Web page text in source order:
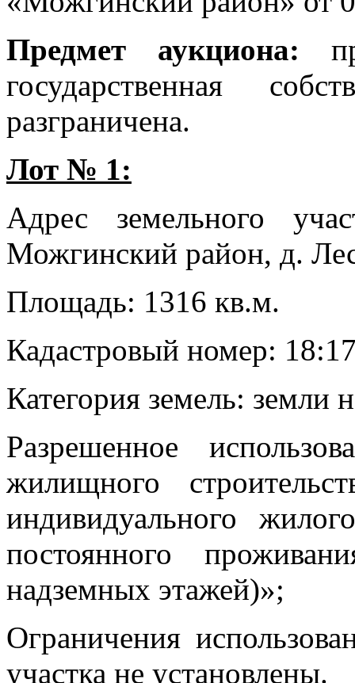
Предмет аукциона:
государственная
разграничена.
Лот № 1:
Адрес земельного
Можгинский район, д.
Площадь: 1316 кв.м.
Кадастровый номер:
Категория земель: земли
Разрешенное
жилищного
индивидуального
постоянного
надземных этажей)»;
Ограничения
участка не установлены.